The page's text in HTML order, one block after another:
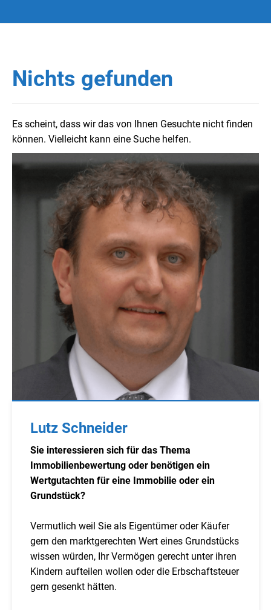
Nichts gefunden
Es scheint, dass wir das von Ihnen Gesuchte nicht finden
können. Vielleicht kann eine Suche helfen.
Lutz Schneider
Sie interessieren sich für das Thema
Immobilienbewertung oder benötigen ein
Wertgutachten für eine Immobilie oder ein
Grundstück?
Vermutlich weil Sie als Eigentümer oder Käufer
gern den marktgerechten Wert eines Grundstücks
wissen würden, Ihr Vermögen gerecht unter ihren
Kindern aufteilen wollen oder die Erbschaftsteuer
gern gesenkt hätten.